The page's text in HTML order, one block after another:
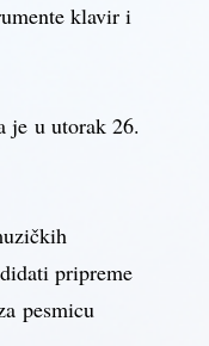
klavir i
je u utorak 26.
pripreme
pesmicu